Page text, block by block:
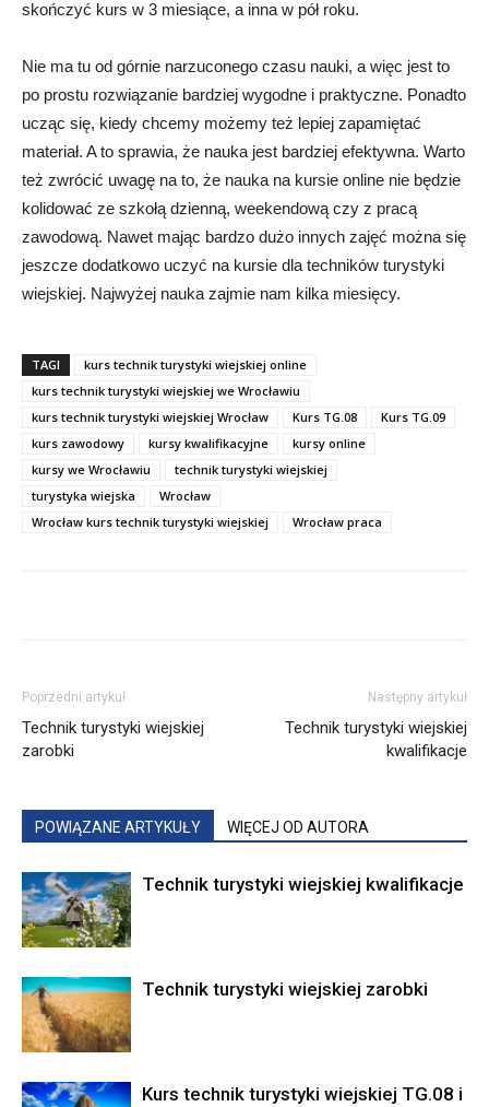
skończyć kurs w 3 miesiące, a inna w pół roku.
Nie ma tu od górnie narzuconego czasu nauki, a więc jest to
po prostu rozwiązanie bardziej wygodne i praktyczne. Ponadto
ucząc się, kiedy chcemy możemy też lepiej zapamiętać
materiał. A to sprawia, że nauka jest bardziej efektywna. Warto
też zwrócić uwagę na to, że nauka na kursie online nie będzie
kolidować ze szkołą dzienną, weekendową czy z pracą
zawodową. Nawet mając bardzo dużo innych zajęć można się
jeszcze dodatkowo uczyć na kursie dla techników turystyki
wiejskiej. Najwyżej nauka zajmie nam kilka miesięcy.
TAGI
kurs technik turystyki wiejskiej online
kurs technik turystyki wiejskiej we Wrocławiu
kurs technik turystyki wiejskiej Wrocław
Kurs TG.08
Kurs TG.09
kurs zawodowy
kursy kwalifikacyjne
kursy online
kursy we Wrocławiu
technik turystyki wiejskiej
turystyka wiejska
Wrocław
Wrocław kurs technik turystyki wiejskiej
Wrocław praca
Poprzedni artykuł
Technik turystyki wiejskiej
zarobki
Następny artykuł
Technik turystyki wiejskiej
kwalifikacje
POWIĄZANE ARTYKUŁY WIĘCEJ OD AUTORA
Technik turystyki wiejskiej kwalifikacje
Technik turystyki wiejskiej zarobki
Kurs technik turystyki wiejskiej TG.08 i